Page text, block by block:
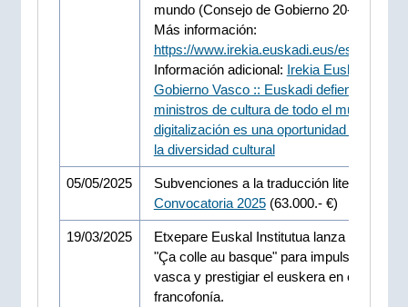
mundo (Consejo de Gobierno 20-05-2025)
Más información:
https://www.irekia.euskadi.eus/es/news/
Información adicional: Irekia Eusko
Gobierno Vasco :: Euskadi defiende ante
ministros de cultura de todo el mundo que
digitalización es una oportunidad para
la diversidad cultural
05/05/2025
Subvenciones a la traducción literaria.
Convocatoria 2025(63.000.- €)
19/03/2025
Etxepare Euskal Institutua lanza la
"Ça colle au basque" para impulsar la
vasca y prestigiar el euskera en el ámbito
francofonía.